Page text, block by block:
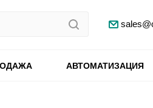
АВТОМАТИЗАЦИЯ